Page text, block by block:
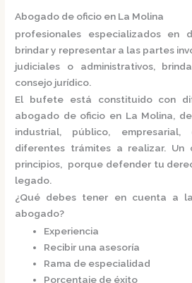
Abogado de oficio en La Molina
profesionales especializados en
brindar y representar a las partes
judiciales o administrativos,
consejo jurídico.
El bufete está constituido con
abogado de oficio en La Molina,
industrial, público,
diferentes trámites a realizar. Un
principios, porque defender tu
legado.
¿Qué debes tener en cuenta a
abogado?
Experiencia
Recibir una asesoría
Rama de especialidad
Porcentaje de éxito